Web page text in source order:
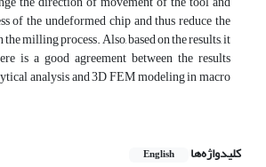
of the undeformed chip and thus reduce the
milling process. Also, based on the results, it
is a good agreement between the results
analysis and 3D FEM modeling in macro
کلیدواژه‌ها English